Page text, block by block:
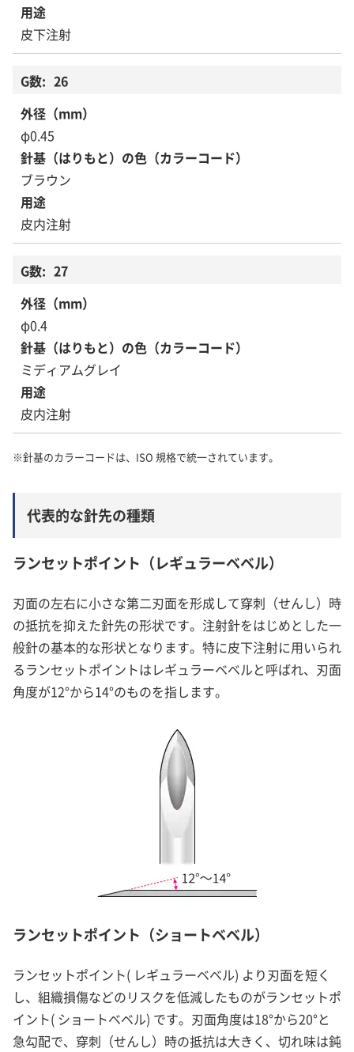
皮下注射
26
φ0.45
ブラウン
皮内注射
27
φ0.4
ミディアムグレイ
皮内注射
※針基のカラーコードは、ISO 規格で統一されています。
代表的な針先の種類
ランセットポイント（レギュラーベベル）
刃面の左右に小さな第二刃面を形成して穿刺（せんし）時
の抵抗を抑えた針先の形状です。注射針をはじめとした一
般針の基本的な形状となります。特に皮下注射に用いられ
るランセットポイントはレギュラーベベルと呼ばれ、刃面
角度が12°から14°のものを指します。
ランセットポイント（ショートベベル）
ランセットポイント( レギュラーベベル) より刃面を短く
し、組織損傷などのリスクを低減したものがランセットポ
イント( ショートベベル) です。刃面角度は18°から20°と
急勾配で、穿刺（せんし）時の抵抗は大きく、切れ味は鈍